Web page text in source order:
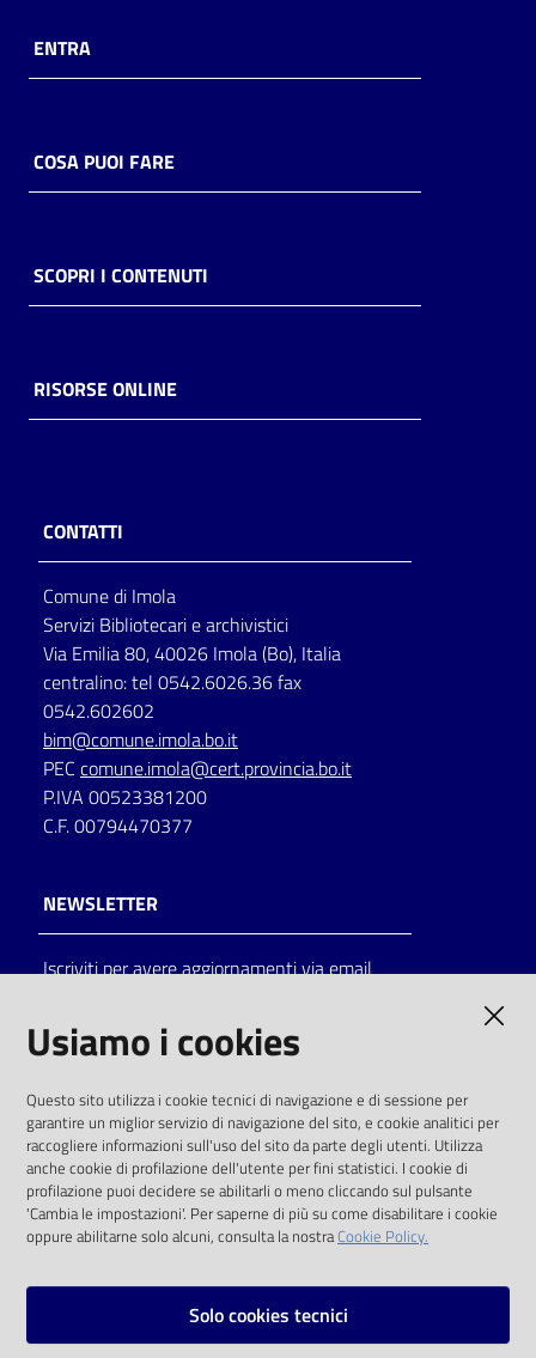
ENTRA
COSA PUOI FARE
SCOPRI I CONTENUTI
RISORSE ONLINE
CONTATTI
Comune di Imola
Servizi Bibliotecari e archivistici
Via Emilia 80, 40026 Imola (Bo), Italia
centralino: tel 0542.6026.36 fax
0542.602602
bim@comune.imola.bo.it
PEC comune.imola@cert.provincia.bo.it
P.IVA 00523381200
C.F. 00794470377
NEWSLETTER
Iscriviti per avere aggiornamenti via email
solo alle condizioni previste dalla direttiva
comunitaria 2003/98/CE e dal d.lgs. 36/2006
SOCIAL
Instagram
Usiamo i cookies
Questo sito utilizza i cookie tecnici di navigazione e di sessione per
garantire un miglior servizio di navigazione del sito, e cookie analitici per
raccogliere informazioni sull'uso del sito da parte degli utenti. Utilizza
anche cookie di profilazione dell'utente per fini statistici. I cookie di
profilazione puoi decidere se abilitarli o meno cliccando sul pulsante
'Cambia le impostazioni'. Per saperne di più su come disabilitare i cookie
oppure abilitarne solo alcuni, consulta la nostraCookie Policy.
Solo cookies tecnici